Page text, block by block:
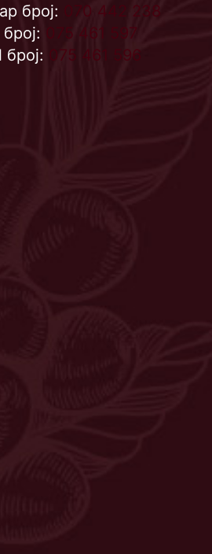
број:
070 442 238
075 461 597
075 461 596